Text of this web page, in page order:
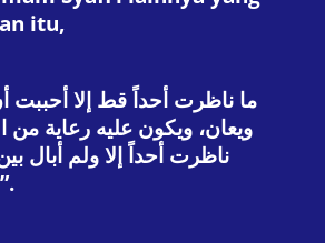
itu,
ويعان، ويكون عليه رعاية من
ناظرت أحداً إلا ولم أبال
لساني أو لسانه”.